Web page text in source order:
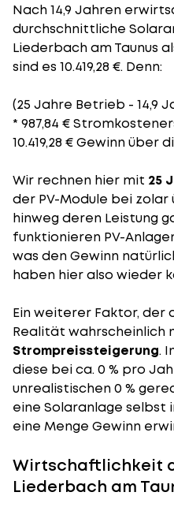
Nach 14,9 Jahren
durchschnittliche
Liederbach am Taunus
sind es 10.419,28 €. Denn:
(25 Jahre Betrieb - 14,9
* 987,84 €
10.419,28 € Gewinn über
Wir rechnen hier mit 25
der PV-Module bei
hinweg deren Leistung
funktionieren PV-
was den Gewinn
haben hier also wieder
Ein weiterer Faktor, der
Realität wahrscheinlich
Strompreissteigerung.
diese bei ca. 0 % pro
unrealistischen 0 %
eine Solaranlage selbst
eine Menge Gewinn
Wirtschaftlichkeit
Liederbach am